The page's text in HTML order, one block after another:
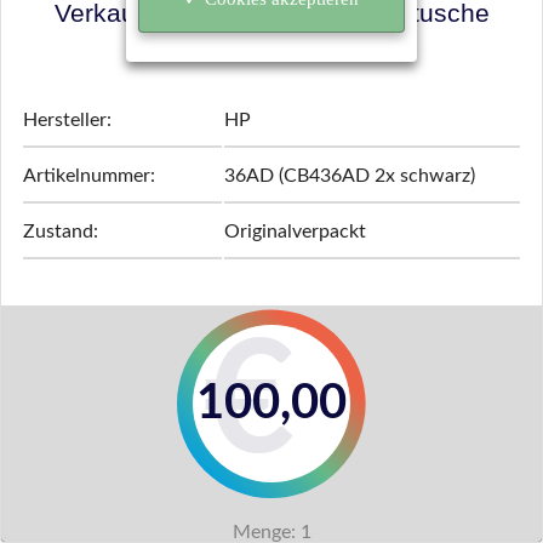
Verkaufspreis für Ihre Tonerkartusche
ermitteln!
Hersteller: HP
Artikelnummer: 36AD (CB436AD 2x schwarz)
Zustand: Originalverpackt
100,00
Menge: 1